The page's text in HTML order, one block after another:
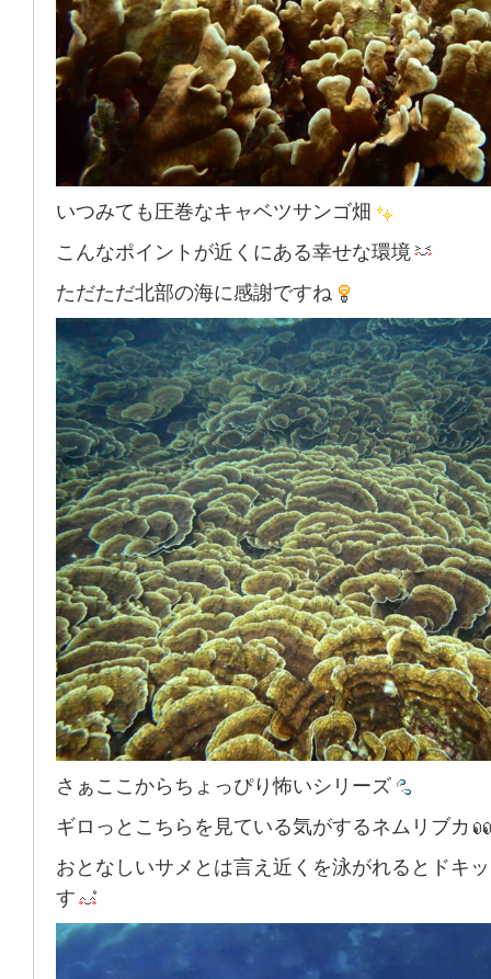
いつみても圧巻なキャベツサンゴ畑
こんなポイントが近くにある幸せな環境
ただただ北部の海に感謝ですね
さぁここからちょっぴり怖いシリーズ
ギロっとこちらを見ている気がするネムリブカ
おとなしいサメとは言え近くを泳がれるとドキ
す